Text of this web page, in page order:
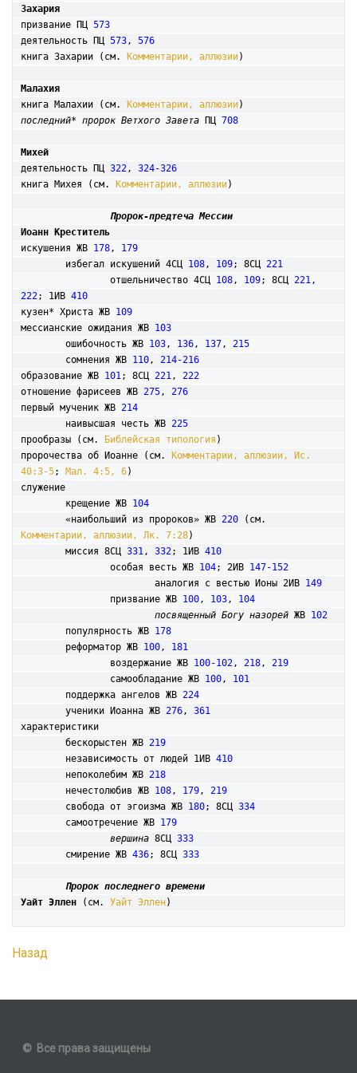
Захария
призвание ПЦ 573
деятельность ПЦ 573, 576
книга Захарии (см.
Комментарии, аллюзии)
Малахия
книга Малахии (см.
Комментарии, аллюзии
последний* пророк Ветхого Завета ПЦ 708
Михей
деятельность ПЦ 322, 324-326
книга Михея (см.
Комментарии, аллюзии)
Пророк-предтеча Мессии
Иоанн Креститель
искушения ЖВ 178, 179
	избегал искушений 4СЦ
108, 109; 8СЦ 221
		отшельничество 4СЦ
108, 109; 8СЦ 221
222; 1ИВ 410
кузен* Христа ЖВ 109
мессианские ожидания ЖВ 103
	ошибочность ЖВ
103, 136, 137, 215
	сомнения ЖВ
110, 214-216
образование ЖВ 101; 8СЦ 221, 222
отношение фарисеев ЖВ 275, 276
первый мученик ЖВ 214
	наивысшая честь ЖВ
225
прообразы (см.
Библейская типология )
пророчества об Иоанне (см.
Комментарии, аллюзии, Ис.
40:3-5; Мал. 4:5, 6)
служение
	крещение ЖВ
104
	«наибольший из пророков» ЖВ
220
Комментарии, аллюзии, Лк. 7:28)
	миссия 8СЦ
331, 332; 1ИВ 410
		особая весть ЖВ
104; 2ИВ 147-152
			аналогия с вестью Ионы 2ИВ
149
		призвание ЖВ
100, 103, 104
посвященный Богу назорей ЖВ 102
	популярность ЖВ
178
	реформатор ЖВ
100, 181
		воздержание ЖВ
100-102, 218, 219
		самообладание ЖВ
100, 101
	поддержка ангелов ЖВ
224
	ученики Иоанна ЖВ
276, 361
характеристики
	бескорыстен ЖВ
219
	независимость от людей 1ИВ
410
	непоколебим ЖВ
218
	нечестолюбив ЖВ
108, 179, 219
	свобода от эгоизма ЖВ
180; 8СЦ 334
	самоотречение ЖВ
179
вершина 8СЦ 333
	смирение ЖВ
436; 8СЦ 333
Пророк последнего времени
Уайт Эллен (см. Уайт Эллен
Назад
© Все права защищены